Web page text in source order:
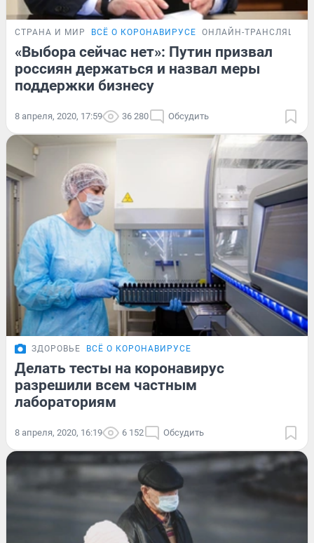
СТРАНА И МИР ВСЁ О КОРОНАВИРУСЕ ОНЛАЙН-ТРАНСЛЯЦИЯ
«Выбора сейчас нет»: Путин призвал
россиян держаться и назвал меры
поддержки бизнесу
8 апреля, 2020, 17:59 36 280 Обсудить
ЗДОРОВЬЕ ВСЁ О КОРОНАВИРУСЕ
Делать тесты на коронавирус
разрешили всем частным
лабораториям
8 апреля, 2020, 16:19 6 152 Обсудить